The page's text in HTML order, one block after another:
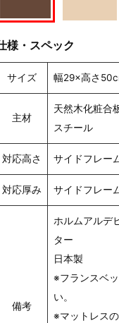
様・スペック
サイズ 幅29×高さ
主材
天然木化粧合
スチール
対応高さ サイドフレー
対応厚み サイドフレー
備考
ホルムアル
ター
日本製
※フランスベ
い。
※マットレス